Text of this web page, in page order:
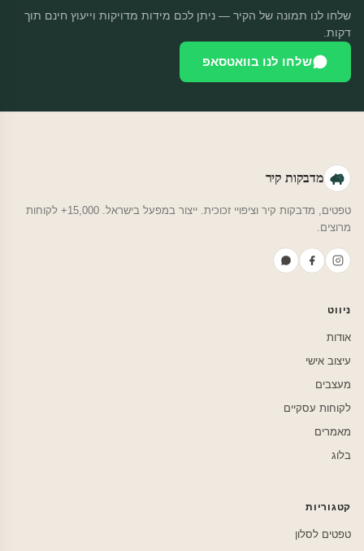
שלחו לנו תמונה של הקיר — ניתן לכם מידות מדויקות וייעוץ חינם תוך
דקות.
שלחו לנו בוואטסאפ
מדבקות קיר
טפטים, מדבקות קיר וציפויי זכוכית. ייצור במפעל בישראל. 15,000+ לקוחות
מרוצים.
ניווט
אודות
עיצוב אישי
מעצבים
לקוחות עסקיים
מאמרים
בלוג
קטגוריות
טפטים לסלון